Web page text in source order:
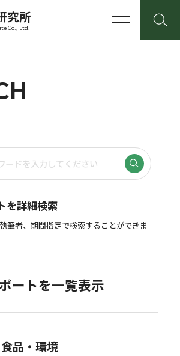
究所
Co., Ltd.
を詳細検索
筆者、期間指定で検索することができま
ートを一覧表示
品・環境